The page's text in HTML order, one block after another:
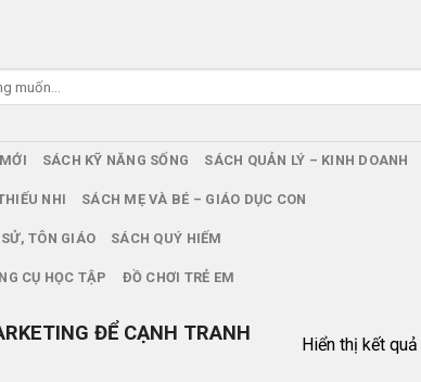
SÁCH KỸ NĂNG SỐNG SÁCH QUẢN LÝ – KINH DOANH
NHI SÁCH MẸ VÀ BÉ – GIÁO DỤC CON
TÔN GIÁO SÁCH QUÝ HIẾM
CỤ HỌC TẬP ĐỒ CHƠI TRẺ EM
ĐỂ CẠNH TRANH
Hiển thị kết